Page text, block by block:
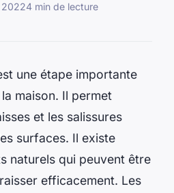
4 min de lecture
une étape importante
maison. Il permet
et les salissures
surfaces. Il existe
naturels qui peuvent être
efficacement. Les